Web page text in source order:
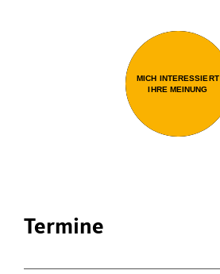
MICH INTERESSIERT
IHRE MEINUNG
Termine